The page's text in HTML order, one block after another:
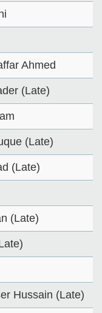
Ahmed
(Late)
(Late)
(Late)
(Late)
Hussain (Late)